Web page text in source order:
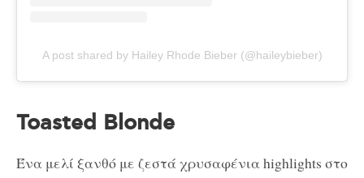
A post shared by Hailey Rhode Bieber (@haileybieber)
Toasted Blonde
Ένα μελί ξανθό με ζεστά χρυσαφένια highlights στο